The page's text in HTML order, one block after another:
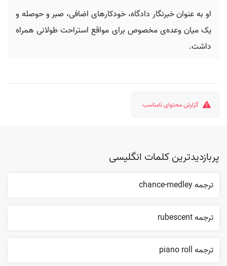
او به عنوان خبرنگار دادگاه، خودکارهای اضافی، صبر و حوصله و
یک میان وعده‌ی مخصوص برای مواقع استراحت طولانی همراه
داشت.
گزارش محتوای نامناسب
پربازدیدترین کلمات انگلیسی
ترجمه chance-medley
ترجمه rubescent
ترجمه piano roll